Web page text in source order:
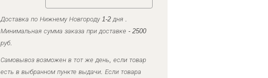
Доставка по Нижнему Новгороду 1-2 дня .
Минимальная сумма заказа при доставке - 2500
руб.
Самовывоз возможен в тот же день, если товар
есть в выбранном пункте выдачи. Если товара